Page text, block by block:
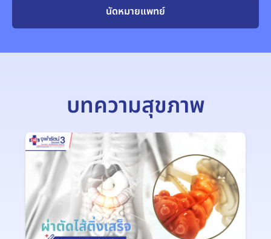
นัดหมายแพทย์
บทความสุขภาพ